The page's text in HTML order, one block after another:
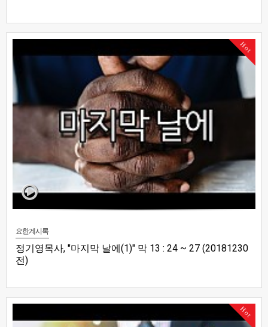
Hot
요한계시록
정기영목사, "마지막 날에(1)" 막 13 : 24 ~ 27 (20181230
전)
Hot